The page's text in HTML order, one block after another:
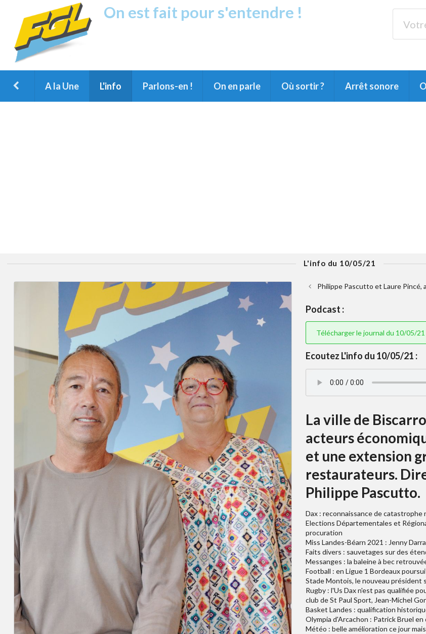
On est fait pour s'entendre !
A la Une L'info Parlons-en ! On en parle Où sortir ? Arrêt sonore
L'info du 10/05/21
Philippe Pascutto et Laure Pincé,
Podcast :
Télécharger le journal du 10/05/21
Ecoutez L'info du 10/05/21 :
La ville de
acteurs
et une extension
restaurateurs.
Philippe Pascutto.
Dax : reconnaissance de
Elections Départementales et
procuration
Miss Landes-Béarn 2021 : Jenny
Faits divers : sauvetages sur des
Messanges : la baleine à bec
Football : en Ligue 1 Bordeaux
Stade Montois, le nouveau président
Rugby : l'Us Dax n'est pas qualifiée
club de St Paul Sport, Jean-Michel
Basket Landes : qualification
Olympia d'Arcachon : Patrick Bruel
Météo : belle amélioration ce jour